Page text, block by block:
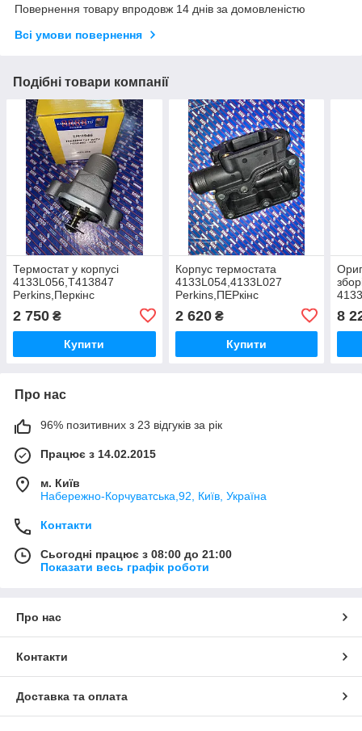
Повернення товару впродовж 14 днів за домовленістю
Всі умови повернення
Подібні товари компанії
Термостат у корпусі
4133L056,T413847
Perkins,Перкінс
2 750 ₴
Купити
Корпус термостата
4133L054,4133L027
Perkins,ПЕРкінс
2 620₴
Купити
8
Про нас
96% позитивних з 23 відгуків за рік
Працює з 14.02.2015
м. Київ
Набережно-Корчуватська,92, Київ, Україна
Контакти
Сьогодні працює з 08:00 до 21:00
Показати весь графік роботи
Про нас
Контакти
Доставка та оплата